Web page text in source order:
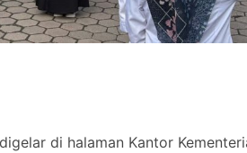
di halaman Kantor